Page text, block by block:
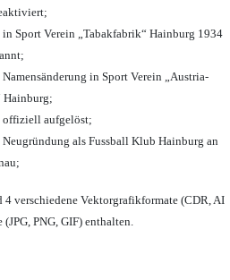
in Sport Verein „Tabakfabrik“ Hainburg 1934
Namensänderung in Sport Verein „Austria-
Hainburg;
offiziell aufgelöst;
Neugründung als Fussball Klub Hainburg an
verschiedene Vektorgrafikformate (CDR, AI
PNG, GIF) enthalten.